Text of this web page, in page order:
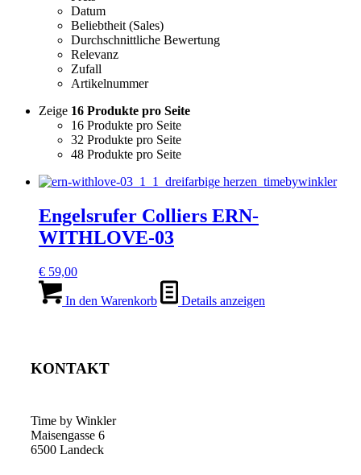
Datum
Beliebtheit (Sales)
Durchschnittliche Bewertung
Relevanz
Zufall
Artikelnummer
Zeige 16 Produkte pro Seite
16 Produkte pro Seite
32 Produkte pro Seite
48 Produkte pro Seite
Engelsrufer Colliers ERN-
WITHLOVE-03
€ 59,00
In den Warenkorb Details anzeigen
KONTAKT
Time by Winkler
Maisengasse 6
6500 Landeck